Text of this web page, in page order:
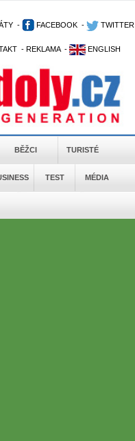
- FACEBOOK - TWITTER
- REKLAMA - ENGLISH
BĚŽCI TURISTÉ
TEST MÉDIA